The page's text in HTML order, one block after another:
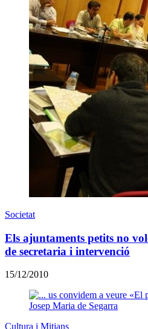
Societat
Els ajuntaments petits no
de secretaria i intervenció
15/12/2010
Cultura i Mitjans